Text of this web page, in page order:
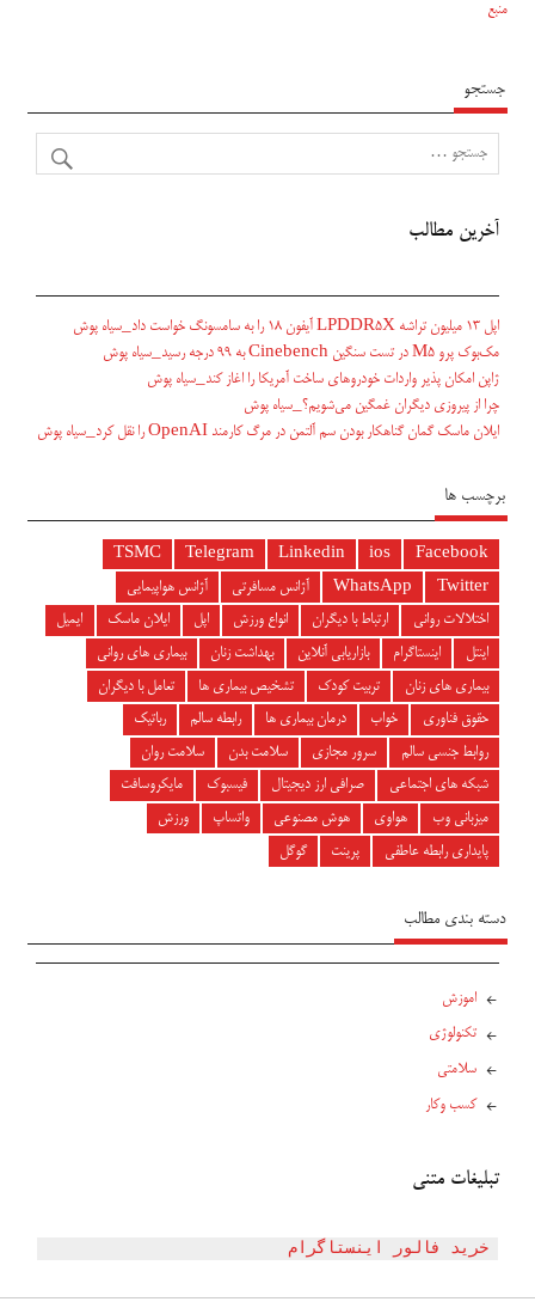
منبع
جستجو
آخرین مطالب
اپل ۱۳ میلیون تراشه LPDDR5X آیفون ۱۸ را به سامسونگ خواست داد_سیاه پوش
مک‌بوک پرو M5 در تست سنگین Cinebench به ۹۹ درجه رسید_سیاه پوش
ژاپن امکان پذیر واردات خودروهای ساخت آمریکا را اغاز کند_سیاه پوش
چرا از پیروزی دیگران غمگین می‌شویم؟_سیاه پوش
ایلان ماسک گمان گناهکار بودن سم آلتمن در مرگ کارمند OpenAI را نقل کرد_سیاه پوش
برچسب ها
Facebook
ios
Linkedin
Telegram
TSMC
Twitter
WhatsApp آژانس مسافرتی
آژانس هواپیمایی
اختلالات روانی
ارتباط با دیگران انواع ورزش اپل ایلان ماسک
ایمیل
اینتل
اینستاگرام بازاریابی آنلاین بهداشت زنان
بیماری های روانی
بیماری های زنان
تربیت کودک تشخیص بیماری ها
تعامل با دیگران
حقوق فناوری
خواب درمان بیماری ها رابطه سالم
رباتیک
روابط جنسی سالم
سرور مجازی سلامت بدن
سلامت روان
شبکه های اجتماعی
صرافی ارز دیجیتال فیسبوک
مایکروسافت
میزبانی وب
هواوی هوش مصنوعی واتساپ
ورزش
پایداری رابطه عاطفی
پرینت گوگل
دسته بندی مطالب
اموزش
تکنولوژی
سلامتی
کسب وکار
تبلیغات متنی
خرید فالور اینستاگرام